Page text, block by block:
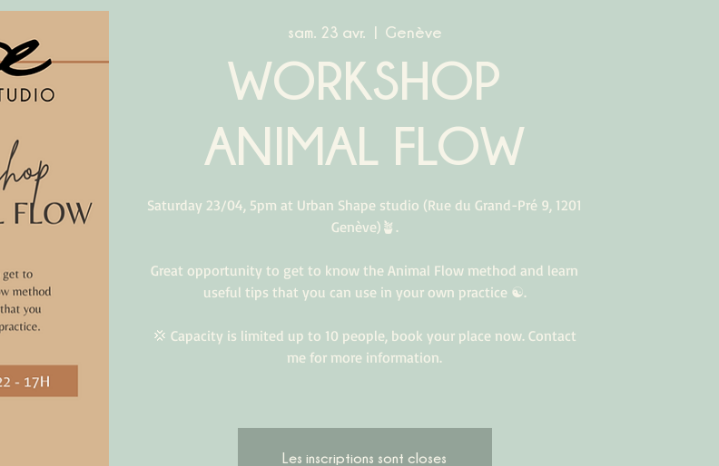
sam. 23 avr.
  |
Genève
WORKSHOP
ANIMAL FLOW
Saturday 23/04, 5pm at Urban Shape studio (Rue du Grand-Pré 9, 1201
Genève)🪴.
Great opportunity to get to know the Animal Flow method and learn
useful tips that you can use in your own practice ☯️.
💢 Capacity is limited up to 10 people, book your place now. Contact
me for more information.
Les inscriptions sont closes